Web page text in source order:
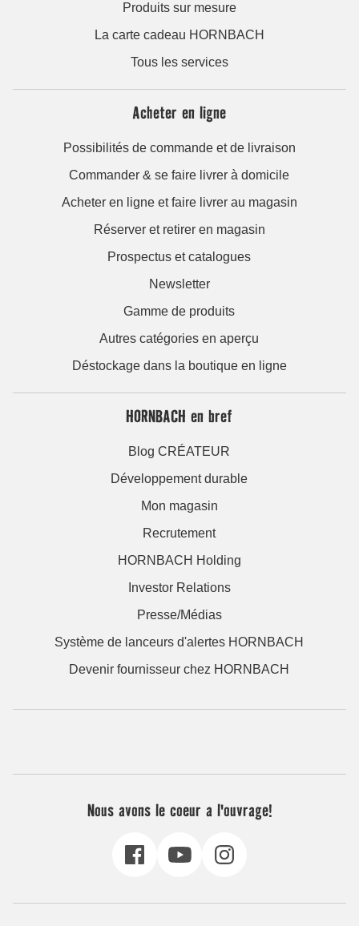
Produits sur mesure
La carte cadeau HORNBACH
Tous les services
Acheter en ligne
Possibilités de commande et de livraison
Commander & se faire livrer à domicile
Acheter en ligne et faire livrer au magasin
Réserver et retirer en magasin
Prospectus et catalogues
Newsletter
Gamme de produits
Autres catégories en aperçu
Déstockage dans la boutique en ligne
HORNBACH en bref
Blog CRÉATEUR
Développement durable
Mon magasin
Recrutement
HORNBACH Holding
Investor Relations
Presse/Médias
Système de lanceurs d'alertes HORNBACH
Devenir fournisseur chez HORNBACH
Nous avons le coeur a l'ouvrage!